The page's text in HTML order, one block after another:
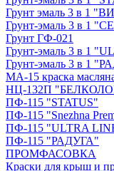
Грунт эмаль 3 в 1
Грунт-эмаль 3 в 1
Грунт ГФ-021
Грунт-эмаль 3 в 1
Грунт-эмаль 3 в 1
МА-15 краска
НЦ-132П
ПФ-115 "STATUS"
ПФ-115 "Snezhna
ПФ-115 "ULTRA
ПФ-115 "РАДУГА"
ПРОМФАСОВКА
Краски для крыш и